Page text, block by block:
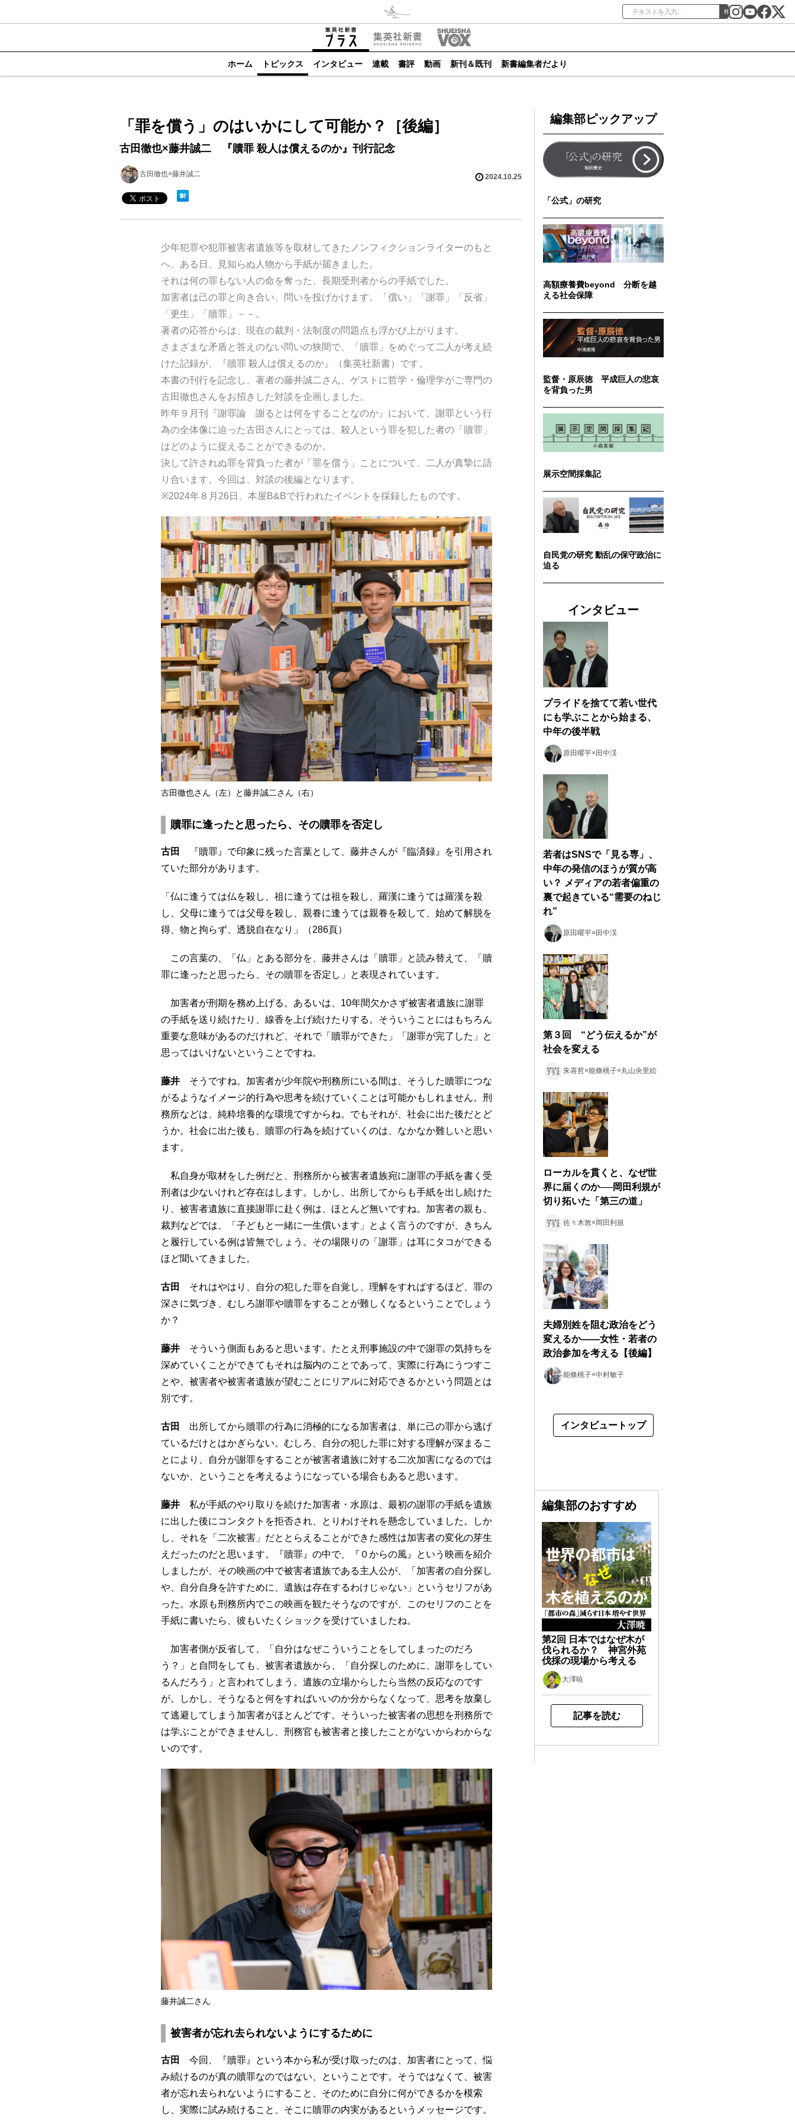
検索
ホーム トピックス インタビュー 連載 書評 動画 新刊＆既刊 新書編集者だより
「罪を償う」のはいかにして可能か？［後編］
古田徹也×藤井誠二 『贖罪 殺人は償えるのか』刊行記念
古田徹也×藤井誠二 2024.10.25
少年犯罪や犯罪被害者遺族等を取材してきたノンフィクションライターのもと
へ、ある日、見知らぬ人物から手紙が届きました。
それは何の罪もない人の命を奪った、長期受刑者からの手紙でした。
加害者は己の罪と向き合い、問いを投げかけます。「償い」「謝罪」「反省」
「更生」「贖罪」－－。
著者の応答からは、現在の裁判・法制度の問題点も浮かび上がります。
さまざまな矛盾と答えのない問いの狭間で、「贖罪」をめぐって二人が考え続
けた記録が、『贖罪 殺人は償えるのか』（集英社新書）です。
本書の刊行を記念し、著者の藤井誠二さん、ゲストに哲学・倫理学がご専門の
古田徹也さんをお招きした対談を企画しました。
昨年９月刊『謝罪論 謝るとは何をすることなのか』において、謝罪という行
為の全体像に迫った古田さんにとっては、殺人という罪を犯した者の「贖罪」
はどのように捉えることができるのか。
決して許されぬ罪を背負った者が「罪を償う」ことについて、二人が真摯に語
り合います。今回は、対談の後編となります。
※2024年８月26日、本屋B&Bで行われたイベントを採録したものです。
古田徹也さん（左）と藤井誠二さん（右）
贖罪に逢ったと思ったら、その贖罪を否定し
古田
『贖罪』で印象に残った言葉として、藤井さんが『臨済録』を引用され
ていた部分があります。
「仏に逢うては仏を殺し、祖に逢うては祖を殺し、羅漢に逢うては羅漢を殺
し、父母に逢うては父母を殺し、親眷に逢うては親眷を殺して、始めて解脱を
得、物と拘らず、透脱自在なり」（286頁）
この言葉の、「仏」とある部分を、藤井さんは「贖罪」と読み替えて、「贖
罪に逢ったと思ったら、その贖罪を否定し」と表現されています。
加害者が刑期を務め上げる。あるいは、10年間欠かさず被害者遺族に謝罪
の手紙を送り続けたり、線香を上げ続けたりする。そういうことにはもちろん
重要な意味があるのだけれど、それで「贖罪ができた」「謝罪が完了した」と
思ってはいけないということですね。
藤井 そうですね。加害者が少年院や刑務所にいる間は、そうした贖罪につな
がるようなイメージ的行為や思考を続けていくことは可能かもしれません。刑
務所などは、純粋培養的な環境ですからね。でもそれが、社会に出た後だとど
うか。社会に出た後も、贖罪の行為を続けていくのは、なかなか難しいと思い
ます。
私自身が取材をした例だと、刑務所から被害者遺族宛に謝罪の手紙を書く受
刑者は少ないけれど存在はします。しかし、出所してからも手紙を出し続けた
り、被害者遺族に直接謝罪に赴く例は、ほとんど無いですね。加害者の親も、
裁判などでは、「子どもと一緒に一生償います」とよく言うのですが、きちん
と履行している例は皆無でしょう。その場限りの「謝罪」は耳にタコができる
ほど聞いてきました。
古田
それはやはり、自分の犯した罪を自覚し、理解をすればするほど、罪の
深さに気づき、むしろ謝罪や贖罪をすることが難しくなるということでしょう
か？
藤井 そういう側面もあると思います。たとえ刑事施設の中で謝罪の気持ちを
深めていくことができてもそれは脳内のことであって、実際に行為にうつすこ
とや、被害者や被害者遺族が望むことにリアルに対応できるかという問題とは
別です。
古田
出所してから贖罪の行為に消極的になる加害者は、単に己の罪から逃げ
ているだけとはかぎらない。むしろ、自分の犯した罪に対する理解が深まるこ
とにより、自分が謝罪をすることが被害者遺族に対する二次加害になるのでは
ないか、ということを考えるようになっている場合もあると思います。
藤井 私が手紙のやり取りを続けた加害者・水原は、最初の謝罪の手紙を遺族
に出した後にコンタクトを拒否され、とりわけそれを懸念していました。しか
し、それを「二次被害」だととらえることができた感性は加害者の変化の芽生
えだったのだと思います。『贖罪』の中で、『０からの風』という映画を紹介
しましたが、その映画の中で被害者遺族である主人公が、「加害者の自分探し
や、自分自身を許すために、遺族は存在するわけじゃない」というセリフがあ
った。水原も刑務所内でこの映画を観たそうなのですが、このセリフのことを
手紙に書いたら、彼もいたくショックを受けていましたね。
加害者側が反省して、「自分はなぜこういうことをしてしまったのだろ
う？」と自問をしても、被害者遺族から、「自分探しのために、謝罪をしてい
るんだろう」と言われてしまう。遺族の立場からしたら当然の反応なのです
が。しかし、そうなると何をすればいいのか分からなくなって、思考を放棄し
て逃避してしまう加害者がほとんどです。そういった被害者の思想を刑務所で
は学ぶことができませんし、刑務官も被害者と接したことがないからわからな
いのです。
藤井誠二さん
被害者が忘れ去られないようにするために
古田
今回、『贖罪』という本から私が受け取ったのは、加害者にとって、悩
み続けるのが真の贖罪なのではない、ということです。そうではなくて、被害
者が忘れ去られないようにすること、そのために自分に何ができるかを模索
し、実際に試み続けること、そこに贖罪の内実があるというメッセージです。
編集部ピックアップ
「公式」の研究
高額療養費beyond 分断を越
える社会保障
監督・原辰徳 平成巨人の悲哀
を背負った男
展示空間採集記
自民党の研究 動乱の保守政治に
迫る
インタビュー
プライドを捨てて若い世代
にも学ぶことから始まる、
中年の後半戦
原田曜平×田中渓
若者はSNSで「見る専」、
中年の発信のほうが質が高
い？ メディアの若者偏重の
裏で起きている“需要のねじ
れ”
原田曜平×田中渓
第３回 “どう伝えるか”が
社会を変える
朱喜哲×能條桃子×丸山央里絵
ローカルを貫くと、なぜ世
界に届くのか──岡田利規が
切り拓いた「第三の道」
佐々木敦×岡田利規
夫婦別姓を阻む政治をどう
変えるか――女性・若者の
政治参加を考える【後編】
能條桃子×中村敏子
インタビュートップ
編集部のおすすめ
第2回 日本ではなぜ木が
伐られるか？ 神宮外苑
伐採の現場から考える
大澤暁
記事を読む